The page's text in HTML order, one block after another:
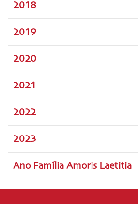
2018
2019
2020
2021
2022
2023
Ano Família Amoris Laetitia